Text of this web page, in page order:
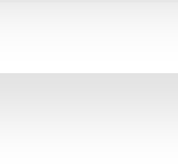
υλικά, με τη μοναδική
σας. Επιπλέον
μονοπάτια μέσα στον κήπο
γωνίες στον κήπος σας!